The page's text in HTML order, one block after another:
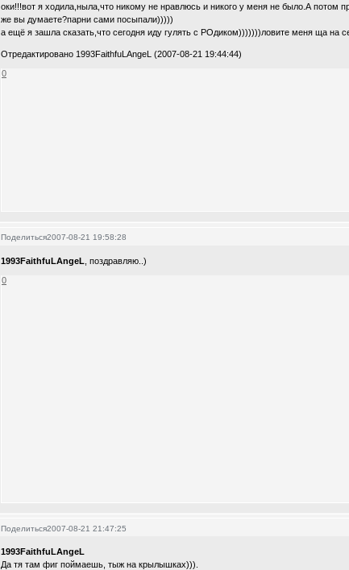
оки!!!вот я ходила,ныла,что никому не нравлюсь и никого у меня не было.А потом
же вы думаете?парни сами посыпали)))))
а ещё я зашла сказать,что сегодня иду гулять с РОдиком)))))))ловите меня ща на
Отредактировано 1993FaithfuLAngeL (2007-08-21 19:44:44)
0
Поделиться2007-08-21 19:58:28
1993FaithfuLAngeL , поздравляю..)
0
Поделиться2007-08-21 21:47:25
1993FaithfuLAngeL
Да тя там фиг поймаешь, тыж на крылышках))).